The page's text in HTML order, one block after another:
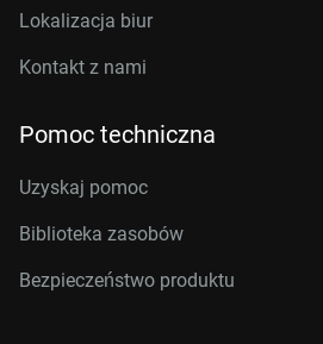
Lokalizacja biur
Kontakt z nami
Pomoc techniczna
Uzyskaj pomoc
Biblioteka zasobów
Bezpieczeństwo produktu